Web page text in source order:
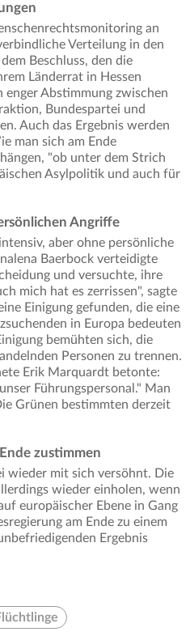
an
Verteilung in den
Beschluss, den die
Länderrat in Hessen
Abstimmung zwischen
Bundespartei und
Auch das Ergebnis werden
man sich am Ende
"ob unter dem Strich
Asylpolitik und auch für
Angriffe
aber ohne persönliche
Baerbock verteidigte
und versuchte, ihre
mich hat es zerrissen", sagte
Einigung gefunden, die eine
in Europa bedeuten
bemühten sich, die
Personen zu trennen.
Erik Marquardt betonte:
Führungspersonal." Man
Grünen bestimmten derzeit
zustimmen
wieder mit sich versöhnt. Die
wieder einholen, wenn
europäischer Ebene in Gang
am Ende zu einem
Ergebnis